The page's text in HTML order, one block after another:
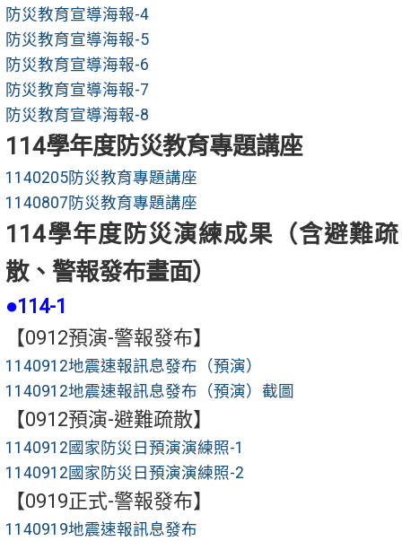
防災教育宣導海報-4
防災教育宣導海報-5
防災教育宣導海報-6
防災教育宣導海報-7
防災教育宣導海報-8
114學年度防災教育專題講座
1140205防災教育專題講座
1140807防災教育專題講座
114學年度防災演練成果（含避難疏
散、 警報發布畫面）
●114-1
【0912預演-警報發布】
1140912地震速報訊息發布（預演）
1140912地震速報訊息發布（預演）截圖
【0912預演-避難疏散】
1140912國家防災日預演演練照-1
1140912國家防災日預演演練照-2
【0919正式-警報發布】
1140919地震速報訊息發布